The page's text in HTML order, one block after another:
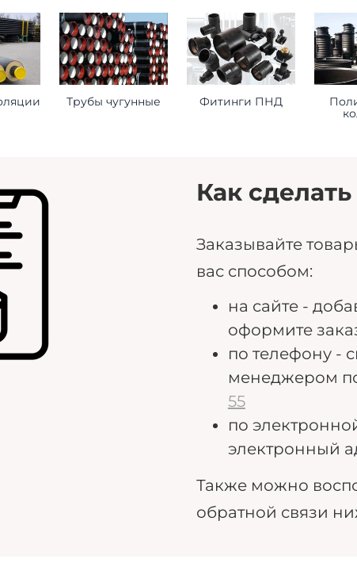
заказа
нам следующую информацию при оформлении
будет принимать груз на месте доставки.
Трубы чугунные Фитинги ПНД
Как сделать
Заказывайте
вас способом:
на сайте -
оформите
по телефону -
менеджером
55
по
электронный
Также можно
обратной связи